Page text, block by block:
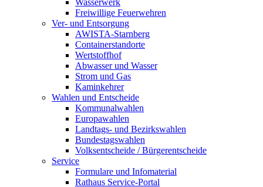
Wasserwerk
Freiwillige Feuerwehren
Ver- und Entsorgung
AWISTA-Starnberg
Containerstandorte
Wertstoffhof
Abwasser und Wasser
Strom und Gas
Kaminkehrer
Wahlen und Entscheide
Kommunalwahlen
Europawahlen
Landtags- und Bezirkswahlen
Bundestagswahlen
Volksentscheide / Bürgerentscheide
Service
Formulare und Infomaterial
Rathaus Service-Portal